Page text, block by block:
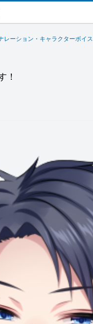
レーション・キャラクターボイス
！